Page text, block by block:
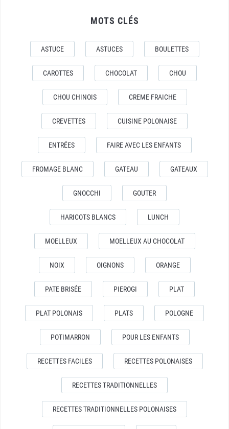
MOTS CLÉS
ASTUCE ASTUCES BOULETTES
CAROTTES CHOCOLAT CHOU
CHOU CHINOIS CREME FRAICHE
CREVETTES CUISINE POLONAISE
ENTRÉES FAIRE AVEC LES ENFANTS
FROMAGE BLANC GATEAU GATEAUX
GNOCCHI GOUTER
HARICOTS BLANCS LUNCH
MOELLEUX MOELLEUX AU CHOCOLAT
NOIX OIGNONS ORANGE
PATE BRISÉE PIEROGI PLAT
PLAT POLONAIS PLATS POLOGNE
POTIMARRON POUR LES ENFANTS
RECETTES FACILES RECETTES POLONAISES
RECETTES TRADITIONNELLES
RECETTES TRADITIONNELLES POLONAISES